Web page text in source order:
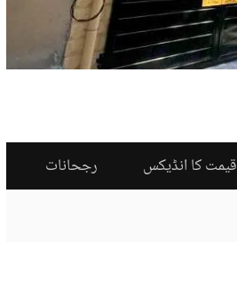
قیمت کا انڈیکس رجحانات